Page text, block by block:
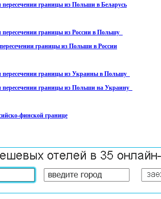
границы из Польши в Беларусь
границы из России в Польшу
границы из Польши в России
пересечении границы из Украины в Польшу
пересечении границы из Польши на Украину
финской границе